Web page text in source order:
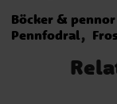
Böcker & pennor
Pennfodral